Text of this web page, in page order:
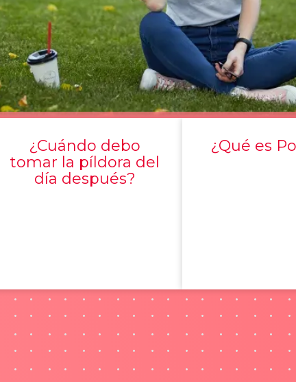
¿Cuándo debo
tomar la píldora del
día después?
¿Qué es